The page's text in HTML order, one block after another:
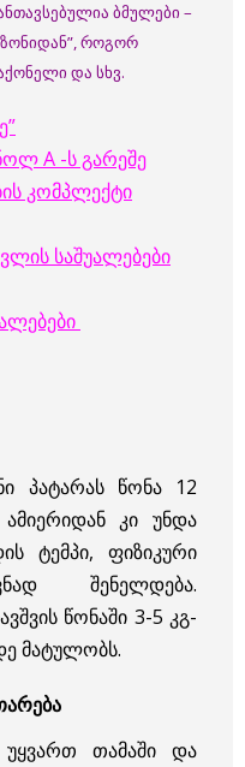
ბმულები –
როგორ
და სხვ.
A -ს გარეშე
კომპლექტი
საშუალებები
პატარას წონა 12
ამიერიდან კი უნდა
ტემპი, ფიზიკური
შენელდება.
წონაში 3-5 კგ-
მატულობს.
უყვართ თამაში და